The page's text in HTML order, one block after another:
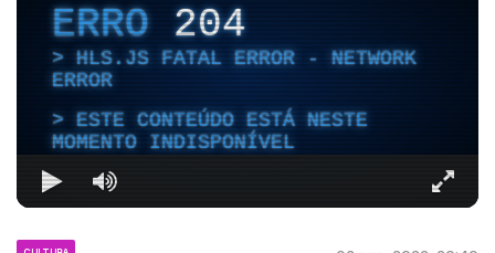
ERRO204
HLS.JS FATAL ERROR - NETWORK
ERROR
ESTE CONTEÚDO ESTÁ NESTE
MOMENTO INDISPONÍVEL